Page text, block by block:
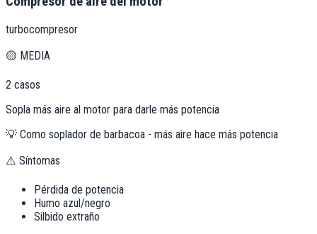
turbocompresor
🟡 MEDIA
2 casos
Sopla más aire al motor para darle más potencia
💡 Como soplador de barbacoa - más aire hace más potencia
⚠️ Síntomas
Pérdida de potencia
Humo azul/negro
Silbido extraño